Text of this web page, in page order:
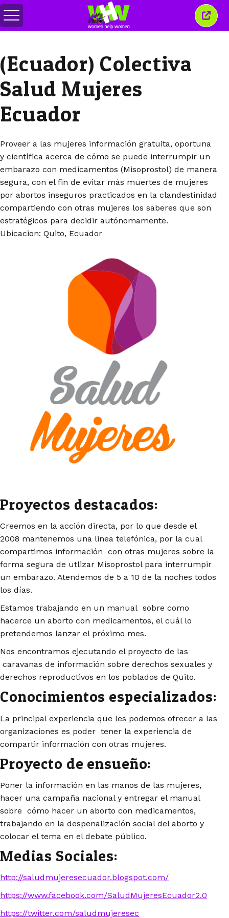
Attiva/disattiva
menu
(Ecuador) Colectiva
Salud Mujeres
Ecuador
Proveer a las mujeres información gratuita, oportuna
y científica acerca de cómo se puede interrumpir un
embarazo con medicamentos (Misoprostol) de manera
segura, con el fin de evitar más muertes de mujeres
por abortos inseguros practicados en la clandestinidad
compartiendo con otras mujeres los saberes que son
estratégicos para decidir autónomamente.
Ubicacion: Quito, Ecuador
Proyectos destacados:
Creemos en la acción directa, por lo que desde el
2008 mantenemos una linea telefónica, por la cual
compartimos información con otras mujeres sobre la
forma segura de utlizar Misoprostol para interrumpir
un embarazo. Atendemos de 5 a 10 de la noches todos
los días.
Estamos trabajando en un manual sobre como
hacerce un aborto con medicamentos, el cuál lo
pretendemos lanzar el próximo mes.
Nos encontramos ejecutando el proyecto de las
caravanas de información sobre derechos sexuales y
derechos reproductivos en los poblados de Quito.
Conocimientos especializados:
La principal experiencia que les podemos ofrecer a las
organizaciones es poder tener la experiencia de
compartir información con otras mujeres.
Proyecto de ensueño:
Poner la información en las manos de las mujeres,
hacer una campaña nacional y entregar el manual
sobre cómo hacer un aborto con medicamentos,
trabajando en la despenalización social del aborto y
colocar el tema en el debate público.
Medias Sociales:
http://saludmujeresecuador.blogspot.com/
https://www.facebook.com/SaludMujeresEcuador2.0
https://twitter.com/saludmujeresec